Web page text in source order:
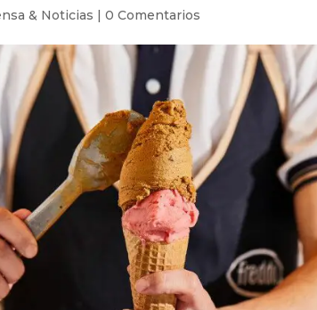
& Noticias |0 Comentarios